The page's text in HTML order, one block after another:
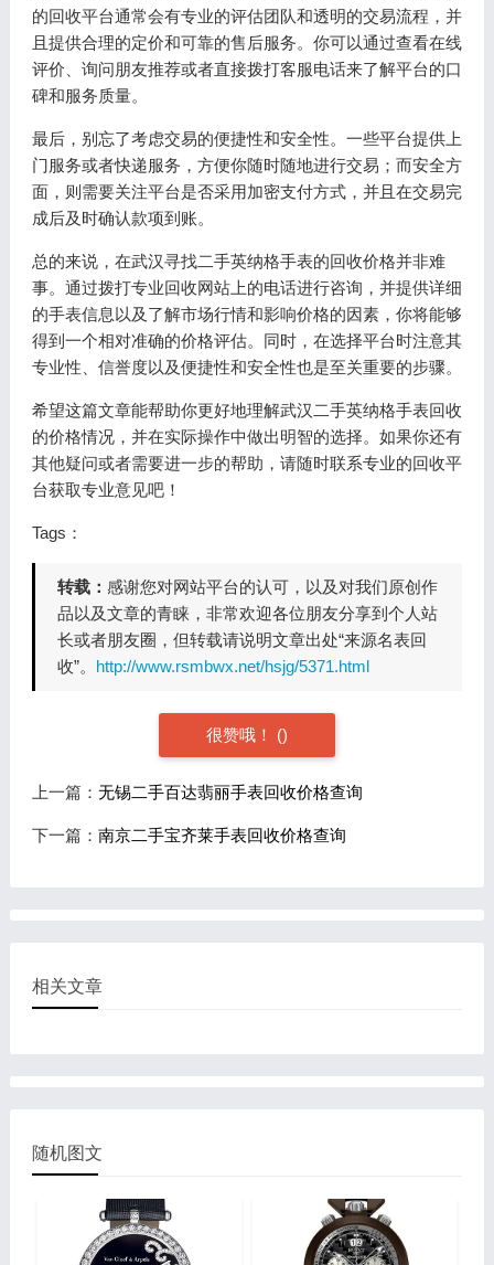
的回收平台通常会有专业的评估团队和透明的交易流程，并
且提供合理的定价和可靠的售后服务。你可以通过查看在线
评价、询问朋友推荐或者直接拨打客服电话来了解平台的口
碑和服务质量。
最后，别忘了考虑交易的便捷性和安全性。一些平台提供上
门服务或者快递服务，方便你随时随地进行交易；而安全方
面，则需要关注平台是否采用加密支付方式，并且在交易完
成后及时确认款项到账。
总的来说，在武汉寻找二手英纳格手表的回收价格并非难
事。通过拨打专业回收网站上的电话进行咨询，并提供详细
的手表信息以及了解市场行情和影响价格的因素，你将能够
得到一个相对准确的价格评估。同时，在选择平台时注意其
专业性、信誉度以及便捷性和安全性也是至关重要的步骤。
希望这篇文章能帮助你更好地理解武汉二手英纳格手表回收
的价格情况，并在实际操作中做出明智的选择。如果你还有
其他疑问或者需要进一步的帮助，请随时联系专业的回收平
台获取专业意见吧！
Tags：
转载： 感谢您对网站平台的认可，以及对我们原创作
品以及文章的青睐，非常欢迎各位朋友分享到个人站
长或者朋友圈，但转载请说明文章出处“来源名表回
收”。 http://www.rsmbwx.net/hsjg/5371.html
很赞哦！ ()
上一篇： 无锡二手百达翡丽手表回收价格查询
下一篇： 南京二手宝齐莱手表回收价格查询
相关文章
随机图文